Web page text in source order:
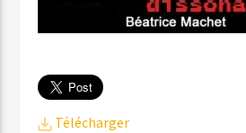
Télécharger